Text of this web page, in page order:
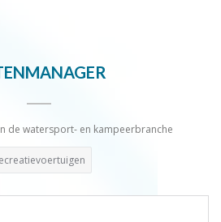
de watersport- en kampeerbranche